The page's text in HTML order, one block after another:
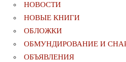
НОВОСТИ
НОВЫЕ КНИГИ
ОБЛОЖКИ
ОБМУНДИРОВАНИЕ И
ОБЪЯВЛЕНИЯ